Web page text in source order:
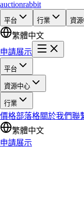
auctionrabbit
平台 行業 資
繁體中文
申請展示
平台
資源中心
行業
價格部落格關於我們聯
繁體中文
申請展示